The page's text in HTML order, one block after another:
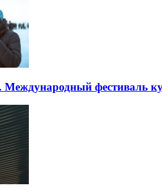
Международный фестиваль